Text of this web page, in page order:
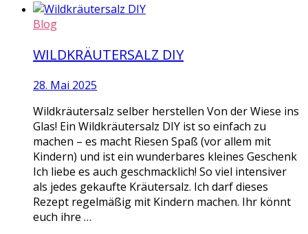
Blog
WILDKRÄUTERSALZ DIY
28. Mai 2025
Wildkräutersalz selber herstellen Von der Wiese ins
Glas! Ein Wildkräutersalz DIY ist so einfach zu
machen – es macht Riesen Spaß (vor allem mit
Kindern) und ist ein wunderbares kleines Geschenk
Ich liebe es auch geschmacklich! So viel intensiver
als jedes gekaufte Kräutersalz. Ich darf dieses
Rezept regelmäßig mit Kindern machen. Ihr könnt
euch ihre …